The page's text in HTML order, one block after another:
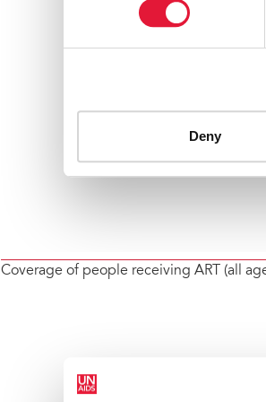
Coverage of people receiving ART (all